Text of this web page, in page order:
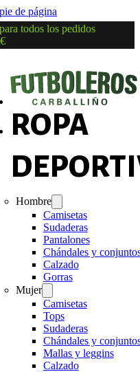
de página
todos los pedidos
ROPA
Hombre
Camisetas
Sudaderas
Pantalones
Chándales y
Calzado
Gorras
Mujer
Camisetas
Tops
Sudaderas
Chándales y
Mallas y leggins
Calzado